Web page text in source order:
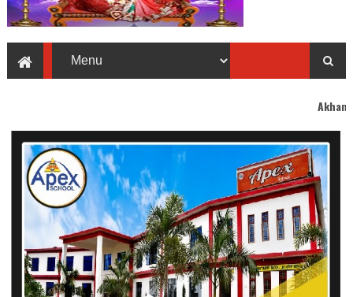
Akhand Bharat